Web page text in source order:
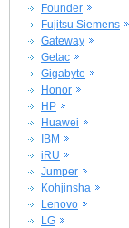
Founder
Fujitsu Siemens
Gateway
Getac
Gigabyte
Honor
HP
Huawei
IBM
iRU
Jumper
Kohjinsha
Lenovo
LG